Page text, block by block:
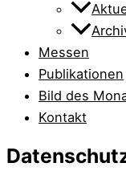
Messen
Publikationen
Bild des
Kontakt